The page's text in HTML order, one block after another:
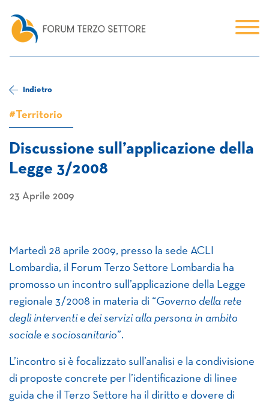
Indietro
#Territorio
Discussione sull’applicazione della
Legge 3/2008
23 Aprile 2009
Martedì 28 aprile 2009, presso la sede ACLI
Lombardia, il Forum Terzo Settore Lombardia ha
promosso un incontro sull’applicazione della Legge
regionale 3/2008 in materia di “Governo della rete
degli interventi e dei servizi alla persona in ambito
sociale e sociosanitario”.
L’incontro si è focalizzato sull’analisi e la condivisione
di proposte concrete per l’identificazione di linee
guida che il Terzo Settore ha il diritto e dovere di